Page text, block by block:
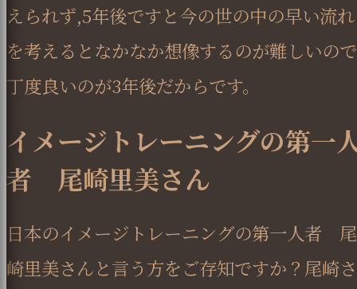
えられず,5年後ですと今の世の中の早い流れ
を考えるとなかなか想像するのが難しいので
丁度良いのが3年後だからです。
イメージトレーニングの第一
者 尾崎里美さん
日本のイメージトレーニングの第一人者 尾
崎里美さんと言う方をご存知ですか？尾崎さ